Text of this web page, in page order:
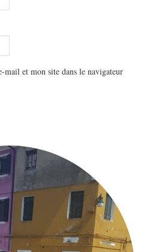
et mon site dans le navigateur